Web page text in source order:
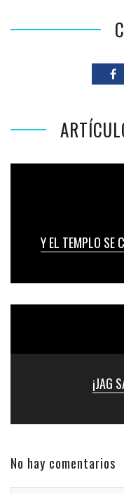
Y EL TEMPLO SE
¡JAG
No hay comentarios